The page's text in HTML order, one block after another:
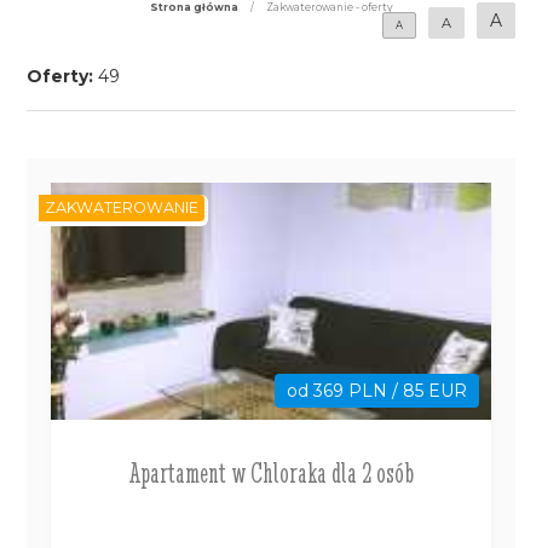
Strona główna /
Zakwaterowanie - oferty
A
A A
Oferty: 49
od 369 PLN / 85 EUR
Apartament w Chloraka dla 2 osób
ZAKWATEROWANIE